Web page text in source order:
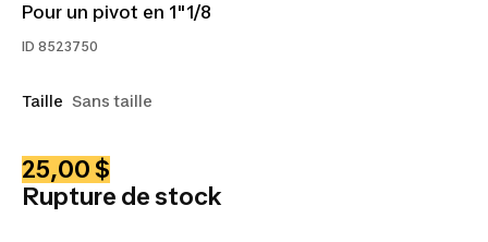
Pour un pivot en 1"1/8
ID 8523750
Taille Sans taille
25,00 $
Rupture de stock